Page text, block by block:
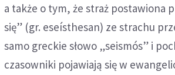
a także o tym, że straż postawiona
się” (gr. eseísthesan) ze strachu
samo greckie słowo „seismós” i
czasowniki pojawiają się w